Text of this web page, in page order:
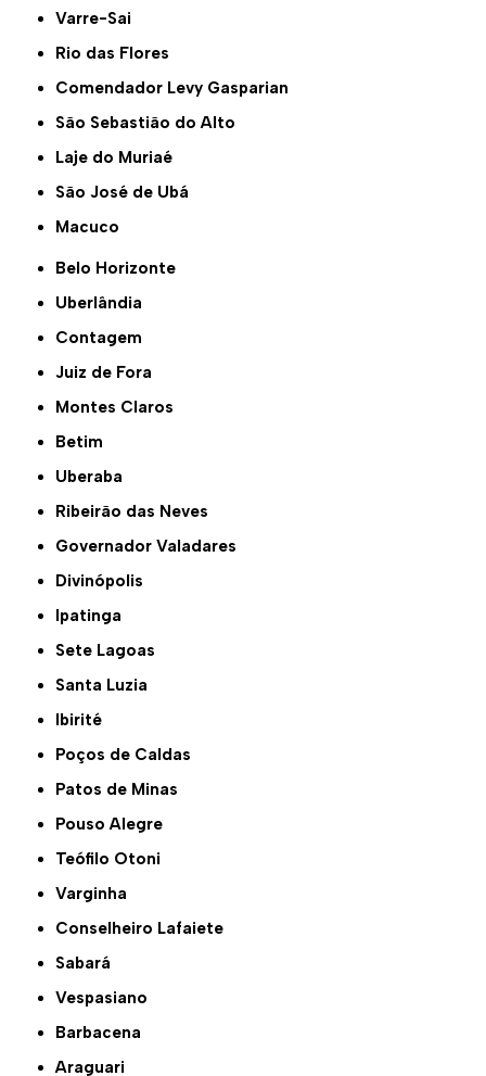
Varre-Sai
Rio das Flores
Comendador Levy Gasparian
São Sebastião do Alto
Laje do Muriaé
São José de Ubá
Macuco
Belo Horizonte
Uberlândia
Contagem
Juiz de Fora
Montes Claros
Betim
Uberaba
Ribeirão das Neves
Governador Valadares
Divinópolis
Ipatinga
Sete Lagoas
Santa Luzia
Ibirité
Poços de Caldas
Patos de Minas
Pouso Alegre
Teófilo Otoni
Varginha
Conselheiro Lafaiete
Sabará
Vespasiano
Barbacena
Araguari